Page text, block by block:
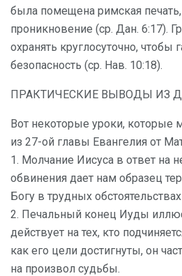
была помещена римская
проникновение (ср. Дан. 6:17).
охранять круглосуточно, чтобы
безопасность (ср. Нав. 10:18).
ПРАКТИЧЕСКИЕ ВЫВОДЫ ИЗ
Вот некоторые уроки,
из 27-ой главы Евангелия от
1. Молчание Иисуса в ответ на
обвинения дает нам образец
Богу в трудных
2. Печальный конец Иуды
действует на тех, кто
как его цели достигнуты, он
на произвол судьбы.